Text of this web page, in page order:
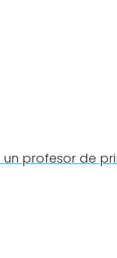
profesor de